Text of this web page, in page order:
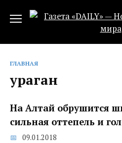
ГЛАВНАЯ
ураган
На Алтай обрушится
сильная оттепель и
09.01.2018